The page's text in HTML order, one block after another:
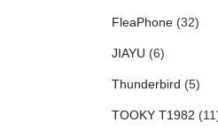
FleaPhone(32)
JIAYU (6)
Thunderbird (5)
TOOKY T1982